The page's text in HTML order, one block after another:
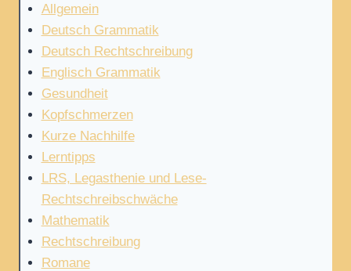
Allgemein
Deutsch Grammatik
Deutsch Rechtschreibung
Englisch Grammatik
Gesundheit
Kopfschmerzen
Kurze Nachhilfe
Lerntipps
LRS, Legasthenie und Lese-
Rechtschreibschwäche
Mathematik
Rechtschreibung
Romane